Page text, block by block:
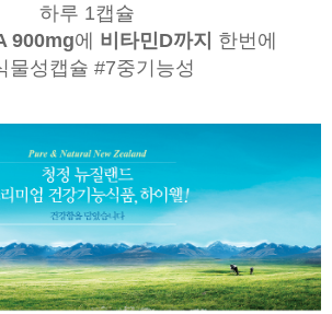
하루 1캡슐
900mg에 비타민D까지 한번에
물성캡슐 #7중기능성